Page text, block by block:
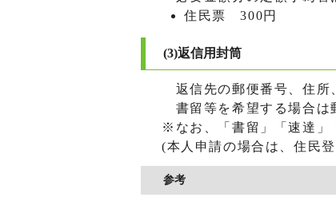
住民票 300円
(3)返信用封筒
返信先の郵便番号、住所
書留等を希望する場合は
※なお、「書留」「速達」
(本人申請の場合は、住民
参考